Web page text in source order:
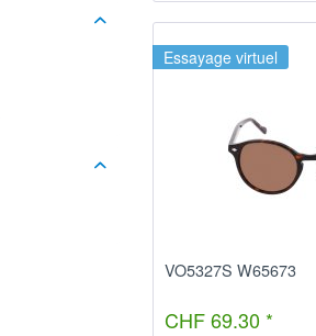
Essayage virtuel
VO5327S W65673
CHF 69.30 *